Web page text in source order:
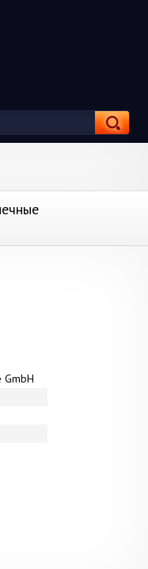
GmbH